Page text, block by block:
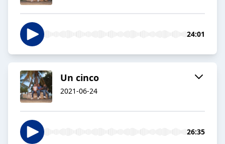
24:01
Un cinco
2021-06-24
26:35